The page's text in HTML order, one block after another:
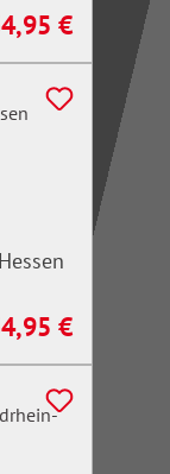
Preis:
€
Preis:
€